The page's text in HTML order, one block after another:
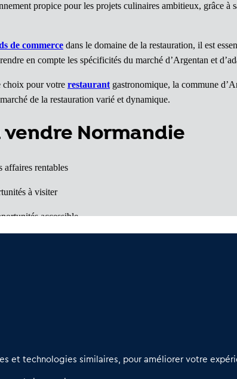
propice pour les projets culinaires ambitieux, grâce à
de commerce dans le domaine de la restauration, il est
en compte les spécificités du marché d’Argentan et
choix pour votre restaurant gastronomique, la commune
de la restauration varié et dynamique.
Normandie
affaires rentables
à visiter
accessible
17
et technologies similaires, pour améliorer votre